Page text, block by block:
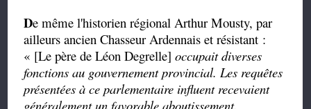
De même l'historien régional Arthur Mousty, par
ailleurs ancien Chasseur Ardennais et résistant :
« [Le père de Léon Degrelle]occupait diverses
fonctions au gouvernement provincial. Les requêtes
présentées à ce parlementaire influent recevaient
généralement un favorable aboutissement.